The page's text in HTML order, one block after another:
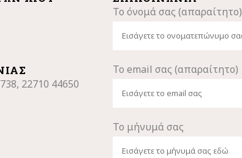
22710 44650
Το όνομά σας (απαραίτητο)
Το email σας (απαραίτητο)
Το μήνυμά σας